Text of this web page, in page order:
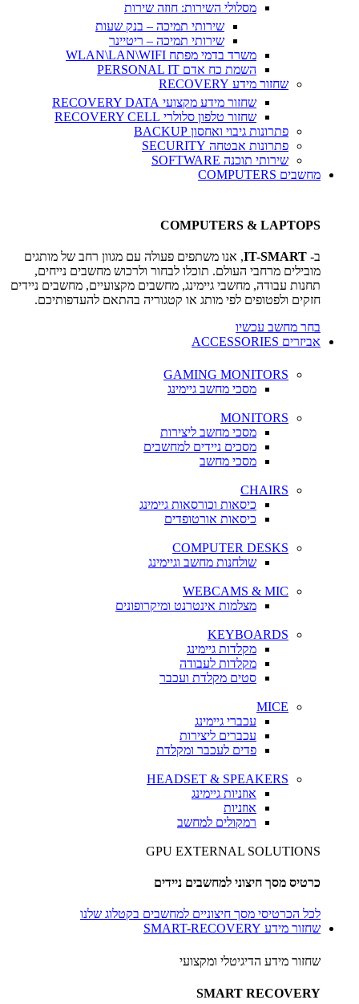
מסלולי השירות: חוזה שירות
שירותי תמיכה – בנק שעות
שירותי תמיכה – ריטיינר
משרד בדמי מפתח WLAN\LAN\WIFI
השמת כח אדם PERSONAL IT
שחזור מידע RECOVERY
שחזור מידע מקצועי RECOVERY DATA
שחזור טלפון סלולרי RECOVERY CELL
פתרונות גיבוי ואחסון BACKUP
פתרונות אבטחה SECURITY
שירותי תוכנה SOFTWARE
מחשבים COMPUTERS
COMPUTERS & LAPTOPS
ב- IT-SMART, אנו משתפים פעולה עם מגוון רחב של מותגים
מובילים מרחבי העולם. תוכלו לבחור ולרכוש מחשבים נייחים,
תחנות עבודה, מחשבי גיימינג, מחשבים מקצועיים, מחשבים ניידים
חזקים ולפטופים לפי מותג או קטגוריה בהתאם להעדפותיכם.
בחר מחשב עכשיו
אביזרים ACCESSORIES
GAMING MONITORS
מסכי מחשב גיימינג
MONITORS
מסכי מחשב ליצירות
מסכים ניידים למחשבים
מסכי מחשב
CHAIRS
כיסאות וכורסאות גיימינג
כיסאות אורטופדים
COMPUTER DESKS
שולחנות מחשב וגיימינג
WEBCAMS & MIC
מצלמות אינטרנט ומיקרופונים
KEYBOARDS
מקלדות גיימינג
מקלדות לעבודה
סטים מקלדת ועכבר
MICE
עכברי גיימינג
עכברים ליצירות
פדים לעכבר ומקלדת
HEADSET & SPEAKERS
אוזניות גיימינג
אוזניות
רמקולים למחשב
GPU EXTERNAL SOLUTIONS
כרטיס מסך חיצוני למחשבים ניידים
לכל הכרטיסי מסך חיצוניים למחשבים בקטלוג שלנו
שחזור מידע SMART-RECOVERY
שחזור מידע הדיגיטלי ומקצועי
SMART RECOVERY